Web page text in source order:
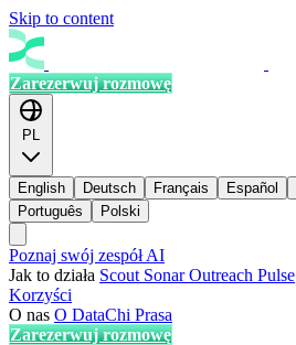
Skip to content
Zarezerwuj rozmowę
PL
English Deutsch Français Español
Português
Polski
Poznaj swój zespół AI
Jak to działa Scout SonarOutreach Pulse
Korzyści
O nas O DataChi Prasa
Zarezerwuj rozmowę